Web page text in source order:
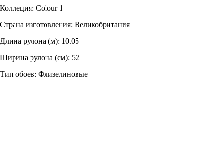
Коллеция: Colour 1
Страна изготовления: Великобритания
Длина рулона (м): 10.05
Ширина рулона (см): 52
Тип обоев: Флизелиновые